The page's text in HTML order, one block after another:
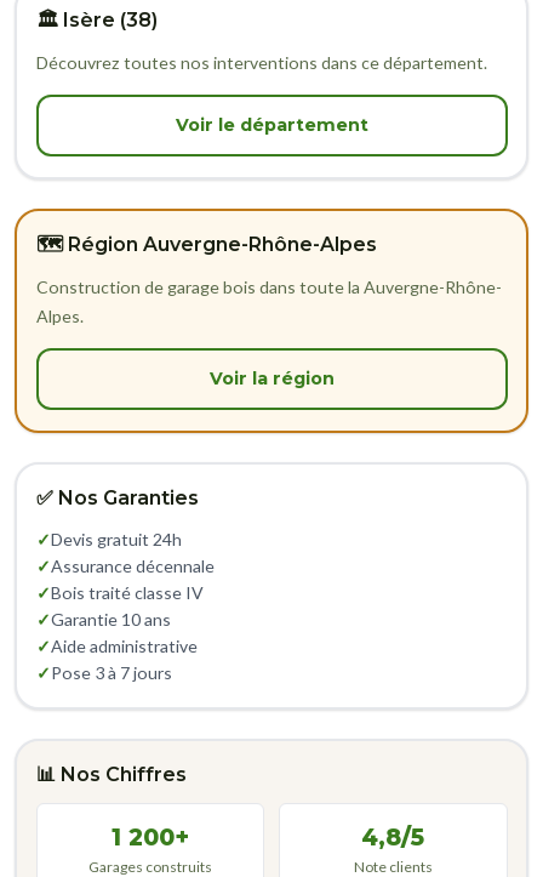
🏛️ Isère (38)
Découvrez toutes nos interventions dans ce département.
Voir le département
🗺️ Région Auvergne-Rhône-Alpes
Construction de garage bois dans toute la Auvergne-Rhône-
Alpes.
Voir la région
✅ Nos Garanties
✓Devis gratuit 24h
✓Assurance décennale
✓Bois traité classe IV
✓Garantie 10 ans
✓Aide administrative
✓Pose 3 à 7 jours
📊 Nos Chiffres
1 200+
Garages construits
4,8/5
Note clients